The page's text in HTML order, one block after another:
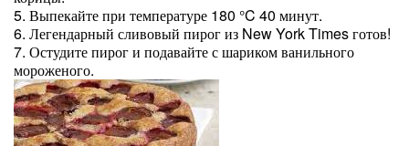
5. Выпекайте при температуре 180 °C 40 минут.
6. Легендарный сливовый пирог из New York Times готов!
7. Остудите пирог и подавайте с шариком ванильного
мороженого.